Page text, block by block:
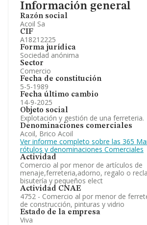
Información general
Razón social
Acoil Sa
CIF
A18212225
Forma jurídica
Sociedad anónima
Sector
Comercio
Fecha de constitución
5-5-1989
Fecha último cambio
14-9-2025
Objeto social
Explotación y gestión de una ferreteria.
Denominaciones comerciales
Acoil, Brico Acoil
Ver informe completo sobre las 365
rótulos y denominaciones Comerciales
Actividad
Comercio al por menor de artículos de
menaje,ferreteria,adorno, regalo o
bisutería y pequeños elect
Actividad CNAE
4752 - Comercio al por menor de
de construcción, pinturas y vidrio
Estado de la empresa
Viva